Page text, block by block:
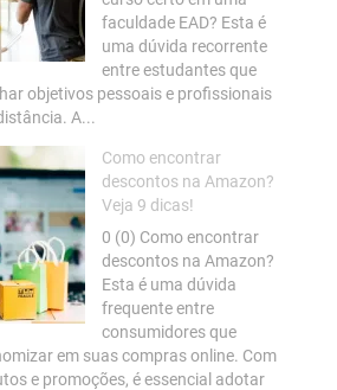
faculdade EAD? Esta é
uma dúvida recorrente
entre estudantes que
objetivos pessoais e profissionais
A...
Como encontrar
descontos na Amazon?
Veja 9 dicas!
0 (0) Como encontrar
descontos na Amazon?
Esta é uma dúvida
frequente entre
consumidores que
em suas compras online. Com
e promoções, é essencial adotar